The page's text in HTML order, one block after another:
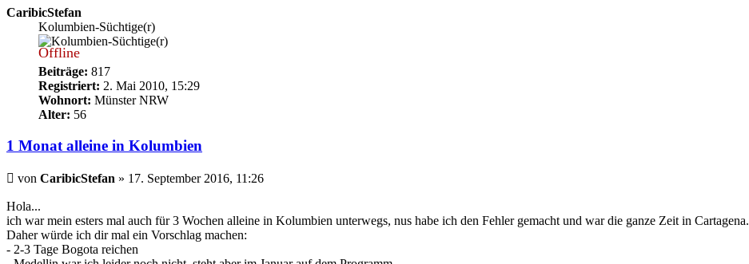
CaribicStefan
Kolumbien-Süchtige(r)
Offline
Beiträge: 817
Registriert: 2. Mai 2010, 15:29
Wohnort: Münster NRW
Alter: 56
1 Monat alleine in Kolumbien
Beitrag
von CaribicStefan » 17. September 2016, 11:26
Hola...
ich war mein esters mal auch für 3 Wochen alleine in Kolumbien unterwegs, nus habe ich den Fehler gemacht und war die ganze Zeit in Cartagena.
Daher würde ich dir mal ein Vorschlag machen:
- 2-3 Tage Bogota reichen